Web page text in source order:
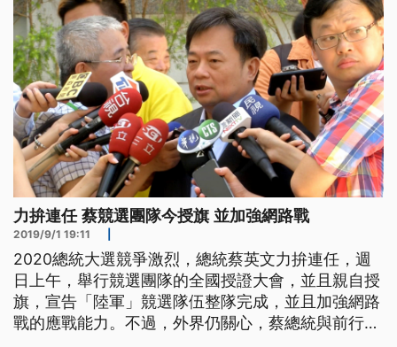
營選戰布局更是積極，授證大
力拚連任 蔡競選團隊今授旗 並加強網路戰
2019/9/1 19:11
2020總統大選競爭激烈，總統蔡英文力拚連任，週
日上午，舉行競選團隊的全國授證大會，並且親自授
旗，宣告「陸軍」競選隊伍整隊完成，並且加強網路
戰的應戰能力。不過，外界仍關心，蔡總統與前行政